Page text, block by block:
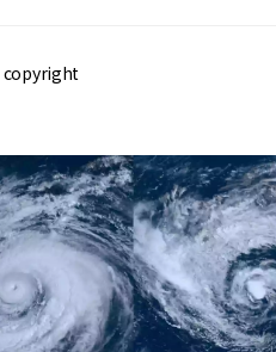
copyright